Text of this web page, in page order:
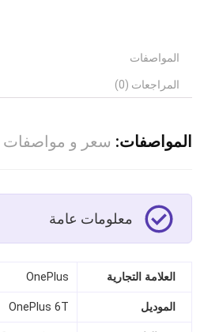
المواصفات
المراجعات (0)
المواصفات: سعر و مواصفات OnePlus 6T
معلومات عامة
العلامة التجارية OnePlus
الموديل OnePlus 6T